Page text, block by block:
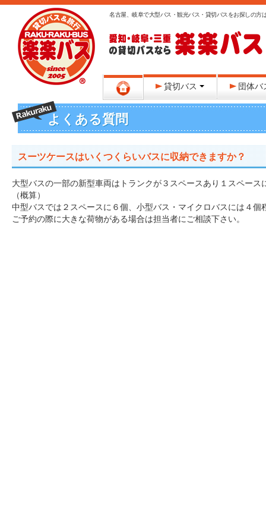
名古屋、岐阜で大型バス・観光バス・貸切バスをお探しの方
貸切バス 団体バ
よくある質問
スーツケースはいくつくらいバスに収納できますか？
大型バスの一部の新型車両はトランクが３スペースあり１スペー
（概算）
中型バスでは２スペースに６個、小型バス・マイクロバスには４個
ご予約の際に大きな荷物がある場合は担当者にご相談下さい。